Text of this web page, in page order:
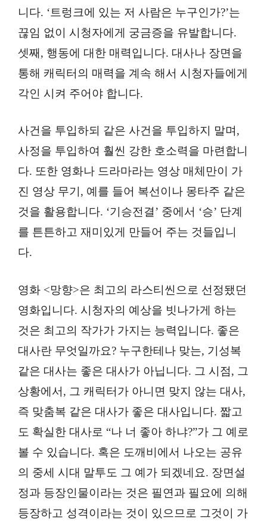
니다. ‘트렁크에 있는 저 사람은 누구인가?’는
끊임 없이 시청자에게 궁금증을 유발합니다.
셋째, 행동에 대한 매력입니다. 대사나 장면을
통해 캐릭터의 매력을 계속 해서 시청자들에게
각인 시켜 주어야 합니다.
사건을 투입하되 같은 사건을 투입하지 말며,
사정을 투입하여 훨씬 강한 호소력을 마련합니
다. 또한 영화나 드라마라는 영상 매체만이 가
진 영상 무기, 예를 들어 복선이나 몽타주 같은
것을 활용합니다. ‘기승전결’ 중에서 ‘승’ 단계
를 튼튼하고 재미있게 만들어 주는 것들입니
다.
영화 <망향>은 최고의 라스티씬으로 선정됐던
영화입니다. 시청자의 예상을 빗나가게 하는
것은 최고의 작가가 가지는 능력입니다. 좋은
대사란 무엇일까요? 누구한테나 맞는, 기성복
같은 대사는 좋은 대사가 아닙니다. 그 시점, 그
상황에서, 그 캐릭터가 아니면 맞지 않는 대사,
즉 맞춤복 같은 대사가 좋은 대사입니다. 짧고
도 확실한 대사로 “나 너 좋아 하냐?”가 그 예로
볼 수 있습니다. 혹은 도깨비에서 나오는 공유
의 중세 시대 말투도 그 예가 되겠네요. 장면설
정과 등장인물이라는 것은 필연과 필요에 의해
등장하고 성격이라는 것이 있으므로 그것이 가